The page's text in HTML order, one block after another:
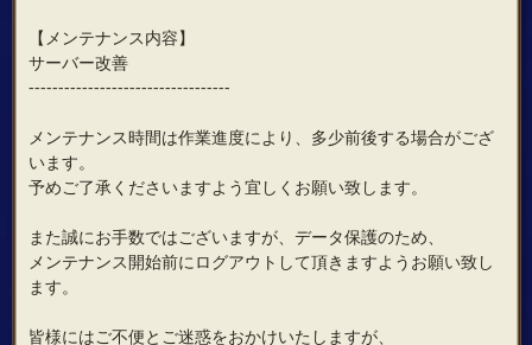
【メンテナンス内容】
サーバー改善
----------------------------------
メンテナンス時間は作業進度により、多少前後する場合がござ
います。
予めご了承くださいますよう宜しくお願い致します。
また誠にお手数ではございますが、データ保護のため、
メンテナンス開始前にログアウトして頂きますようお願い致し
ます。
皆様にはご不便とご迷惑をおかけいたしますが、